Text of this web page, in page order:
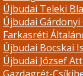
Újbudai Teleki
Újbudai
Farkasréti
Újbudai Bocskai
Újbudai József